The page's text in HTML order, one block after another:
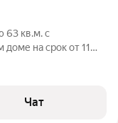
63 кв.м. с
на срок от 11
Чат